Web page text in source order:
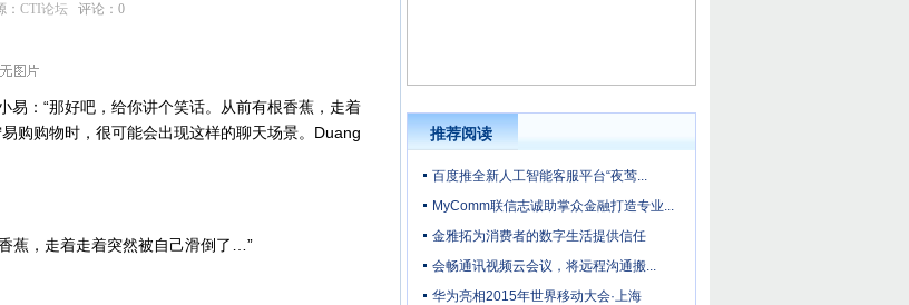
CTI论坛 评论： 0
：“那好吧，给你讲个笑话。从前有根香蕉，走着
购购物时，很可能会出现这样的聊天场景。Duang
，走着走着突然被自己滑倒了…”
推荐阅读
百度推全新人工智能客服平台“夜莺...
MyComm联信志诚助掌众金融打造专业...
金雅拓为消费者的数字生活提供信任
会畅通讯视频云会议，将远程沟通搬...
华为亮相2015年世界移动大会·上海